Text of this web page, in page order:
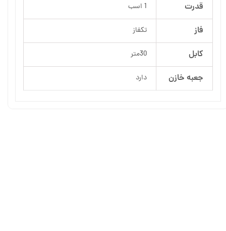
قدرت 1 اسب
فاز تکفاز
کابل 30متر
جعبه خازن دارد